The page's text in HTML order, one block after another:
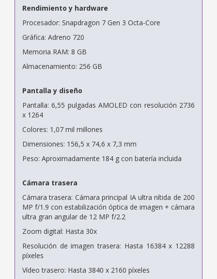
Rendimiento y hardware
Procesador: Snapdragon 7 Gen 3 Octa-Core
Gráfica: Adreno 720
Memoria RAM: 8 GB
Almacenamiento: 256 GB
Pantalla y diseño
Pantalla: 6,55 pulgadas AMOLED con resolución 2736
x 1264
Colores: 1,07 mil millones
Dimensiones: 156,5 x 74,6 x 7,3 mm
Peso: Aproximadamente 184 g con batería incluida
Cámara trasera
Cámara trasera: Cámara principal IA ultra nítida de 200
MP f/1.9 con estabilización óptica de imagen + cámara
ultra gran angular de 12 MP f/2.2
Zoom digital: Hasta 30x
Resolución de imagen trasera: Hasta 16384 x 12288
píxeles
Vídeo trasero: Hasta 3840 x 2160 píxeles